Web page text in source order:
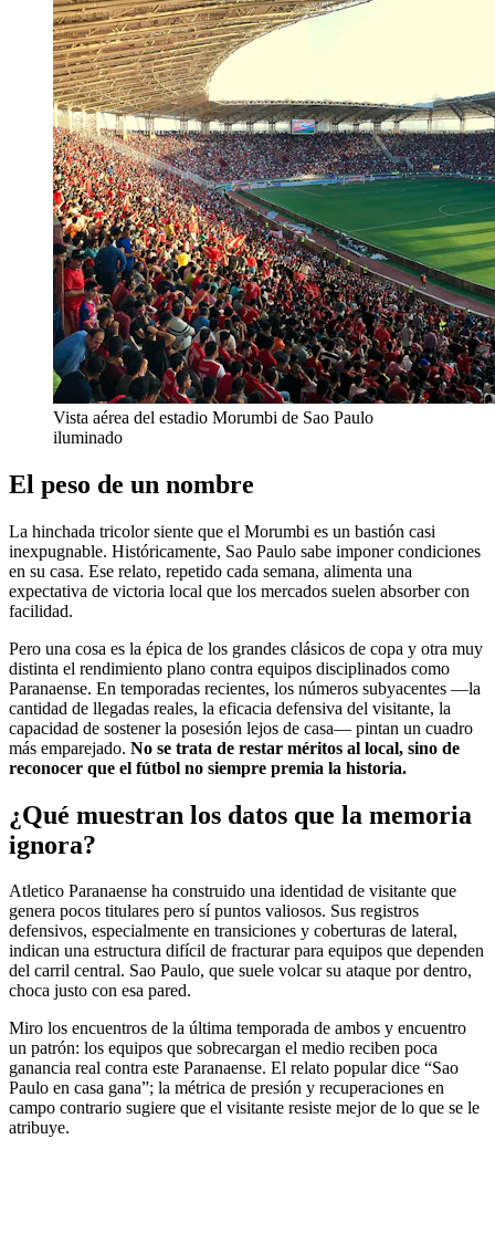
Vista aérea del estadio Morumbi de Sao Paulo
iluminado
El peso de un nombre
La hinchada tricolor siente que el Morumbi es un bastión casi
inexpugnable. Históricamente, Sao Paulo sabe imponer condiciones
en su casa. Ese relato, repetido cada semana, alimenta una
expectativa de victoria local que los mercados suelen absorber con
facilidad.
Pero una cosa es la épica de los grandes clásicos de copa y otra muy
distinta el rendimiento plano contra equipos disciplinados como
Paranaense. En temporadas recientes, los números subyacentes —la
cantidad de llegadas reales, la eficacia defensiva del visitante, la
capacidad de sostener la posesión lejos de casa— pintan un cuadro
más emparejado. No se trata de restar méritos al local, sino de
reconocer que el fútbol no siempre premia la historia.
¿Qué muestran los datos que la memoria
ignora?
Atletico Paranaense ha construido una identidad de visitante que
genera pocos titulares pero sí puntos valiosos. Sus registros
defensivos, especialmente en transiciones y coberturas de lateral,
indican una estructura difícil de fracturar para equipos que dependen
del carril central. Sao Paulo, que suele volcar su ataque por dentro,
choca justo con esa pared.
Miro los encuentros de la última temporada de ambos y encuentro
un patrón: los equipos que sobrecargan el medio reciben poca
ganancia real contra este Paranaense. El relato popular dice “Sao
Paulo en casa gana”; la métrica de presión y recuperaciones en
campo contrario sugiere que el visitante resiste mejor de lo que se le
atribuye.